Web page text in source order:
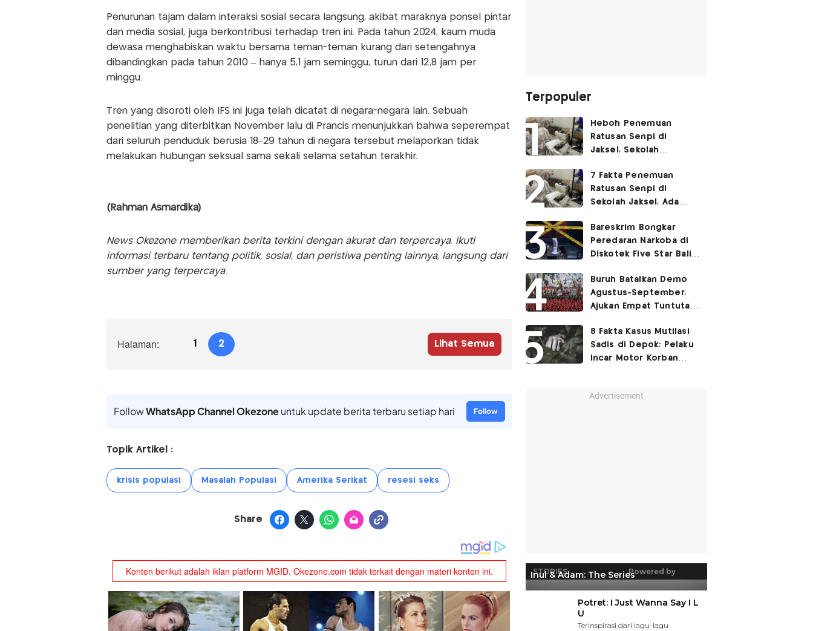
Penurunan tajam dalam interaksi sosial secara langsung, akibat maraknya ponsel pintar
dan media sosial, juga berkontribusi terhadap tren ini. Pada tahun 2024, kaum muda
dewasa menghabiskan waktu bersama teman-teman kurang dari setengahnya
dibandingkan pada tahun 2010 – hanya 5,1 jam seminggu, turun dari 12,8 jam per
minggu.
Tren yang disoroti oleh IFS ini juga telah dicatat di negara-negara lain. Sebuah
penelitian yang diterbitkan November lalu di Prancis menunjukkan bahwa seperempat
dari seluruh penduduk berusia 18–29 tahun di negara tersebut melaporkan tidak
melakukan hubungan seksual sama sekali selama setahun terakhir.
(Rahman Asmardika)
News Okezone memberikan berita terkini dengan akurat dan terpercaya. Ikuti
informasi terbaru tentang politik, sosial, dan peristiwa penting lainnya, langsung dari
sumber yang terpercaya.
Halaman: 1 2 Lihat Semua
FollowWhatsApp Channel Okezoneuntuk update berita terbaru setiap hari Follow
Topik Artikel :
krisis populasi Masalah Populasi Amerika Serikat resesi seks
Share
Terpopuler
Heboh Penemuan
Ratusan Senpi di
Jaksel, Sekolah
Kegiatan Eskul
Menembak
7 Fakta Penemuan
Ratusan Senpi di
Sekolah Jaksel, Ada
Ruang Bunker
Bareskrim Bongkar
Peredaran Narkoba di
Diskotek Five Star Bali,
Buruh Batalkan Demo
Agustus-September,
Ajukan Empat Tuntutan
8 Fakta Kasus Mutilasi
Sadis di Depok: Pelaku
Incar Motor Korban
Advertisement